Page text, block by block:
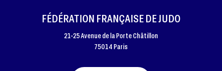
FÉDÉRATION FRANÇAISE DE JUDO
21-25 Avenue de la Porte Châtillon
75014 Paris